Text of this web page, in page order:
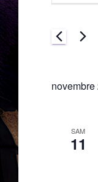
de
vues
clé.
Évènements
par
novembre
SAM
11